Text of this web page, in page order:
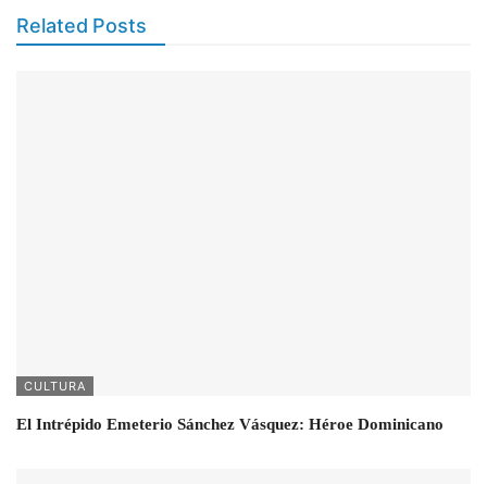
Related Posts
CULTURA
El Intrépido Emeterio Sánchez Vásquez: Héroe Dominicano